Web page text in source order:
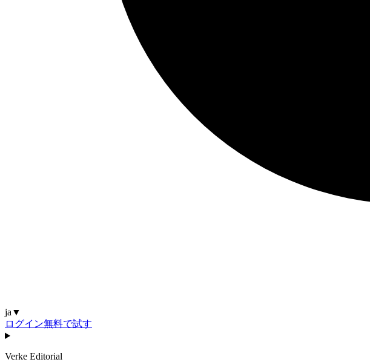
ja ▼
ログイン無料で試す
Verke Editorial